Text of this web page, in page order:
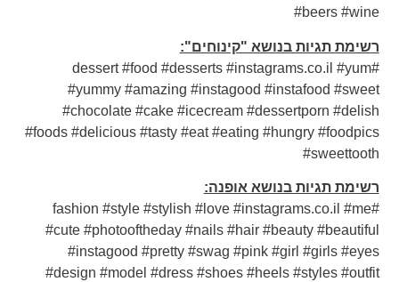
#beers #wine
רשימת תגיות בנושא "קינוחים":
#dessert #food #desserts #instagrams.co.il #yum
#yummy #amazing #instagood #instafood #sweet
#chocolate #cake #icecream #dessertporn #delish
#foods #delicious #tasty #eat #eating #hungry #foodpics
#sweettooth
רשימת תגיות בנושא אופנה:
#fashion #style #stylish #love #instagrams.co.il #me
#cute #photooftheday #nails #hair #beauty #beautiful
#instagood #pretty #swag #pink #girl #girls #eyes
#design #model #dress #shoes #heels #styles #outfit